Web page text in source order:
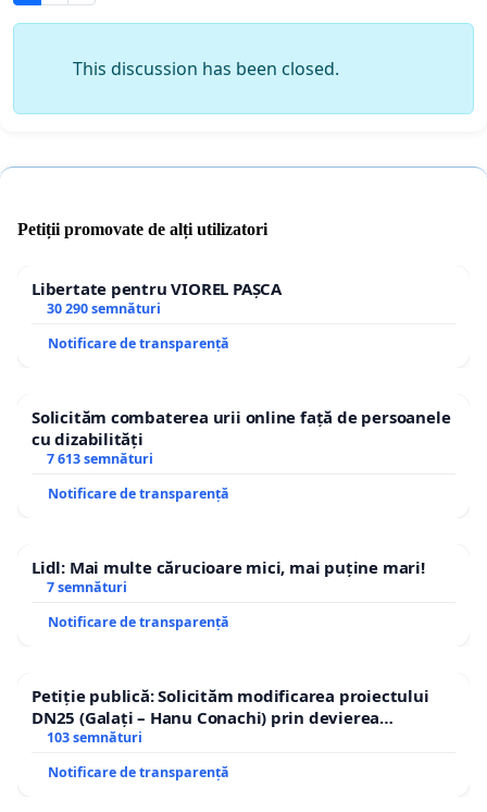
This discussion has been closed.
Petiții promovate de alți utilizatori
Libertate pentru VIOREL PAȘCA
30 290 semnături
Notificare de transparență
Solicităm combaterea urii online față de persoanele
cu dizabilități
7 613 semnături
Notificare de transparență
Lidl: Mai multe cărucioare mici, mai puține mari!
7 semnături
Notificare de transparență
Petiție publică: Solicităm modificarea proiectului
DN25 (Galați – Hanu Conachi) prin devierea
traseului în afara localităților!
103 semnături
Notificare de transparență